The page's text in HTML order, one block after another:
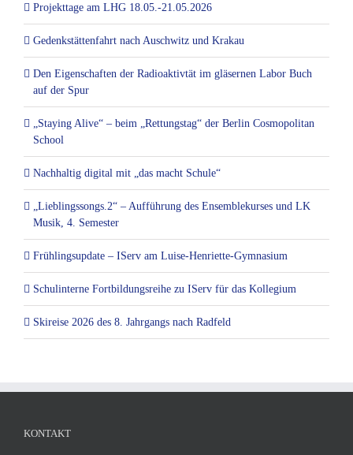
Projekttage am LHG 18.05.-21.05.2026
Gedenkstättenfahrt nach Auschwitz und Krakau
Den Eigenschaften der Radioaktivtät im gläsernen Labor Buch
auf der Spur
„Staying Alive“ – beim „Rettungstag“ der Berlin Cosmopolitan
School
Nachhaltig digital mit „das macht Schule“
„Lieblingssongs.2“ – Aufführung des Ensemblekurses und LK
Musik, 4. Semester
Frühlingsupdate – IServ am Luise-Henriette-Gymnasium
Schulinterne Fortbildungsreihe zu IServ für das Kollegium
Skireise 2026 des 8. Jahrgangs nach Radfeld
KONTAKT